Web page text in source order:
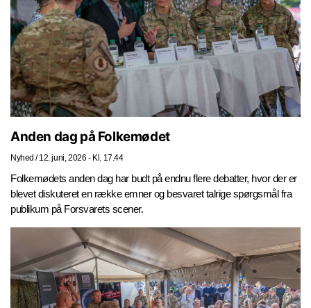
Anden dag på Folkemødet
Nyhed / 12. juni, 2026 - Kl. 17.44
Folkemødets anden dag har budt på endnu flere debatter, hvor der er
blevet diskuteret en række emner og besvaret talrige spørgsmål fra
publikum på Forsvarets scener.